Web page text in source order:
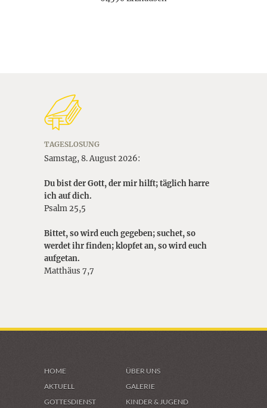
TAGESLOSUNG
Samstag, 8. August 2026:
Du bist der Gott, der mir hilft; täglich harre
ich auf dich.
Psalm 25,5
Bittet, so wird euch gegeben; suchet, so
werdet ihr finden; klopfet an, so wird euch
aufgetan.
Matthäus 7,7
HOME
ÜBER UNS
AKTUELL
GALERIE
GOTTESDIENST
KINDER & JUGEND